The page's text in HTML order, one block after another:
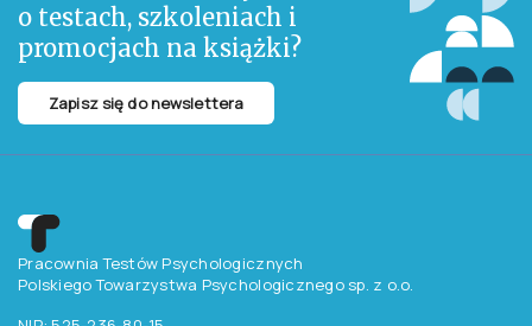
Krótko i zabawnie. Z odrobiną humoru i empatii. Ciepłe ilustracje, bez
poczucia przeładowania. Na końcu książeczki krótka wskazówka dla
rodziców.
Chcesz otrzymywać
aktualne informacje